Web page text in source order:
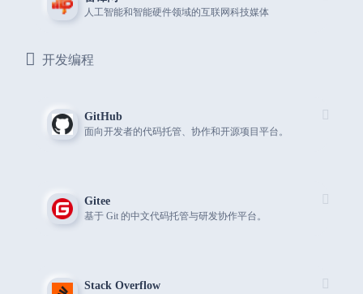
人工智能和智能硬件领域的互联网科技媒体
开发编程
GitHub
面向开发者的代码托管、协作和开源项目平台。
Gitee
基于 Git 的中文代码托管与研发协作平台。
Stack Overflow